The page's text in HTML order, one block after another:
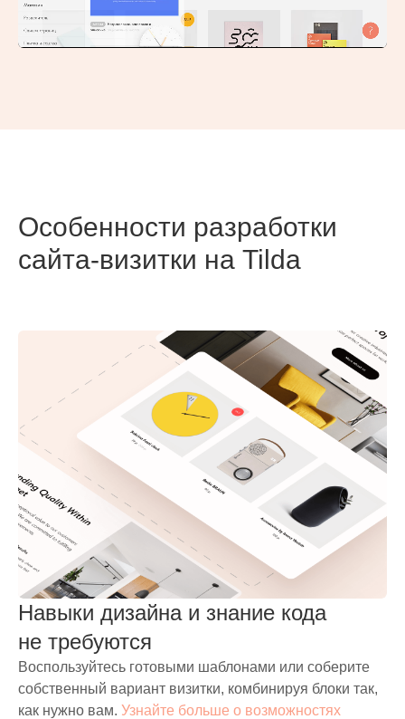
Особенности разработки
сайта-визитки на Tilda
Навыки дизайна и знание кода
не требуются
Воспользуйтесь готовыми шаблонами или соберите
собственный вариант визитки, комбинируя блоки так,
как нужно вам. Узнайте больше о возможностях